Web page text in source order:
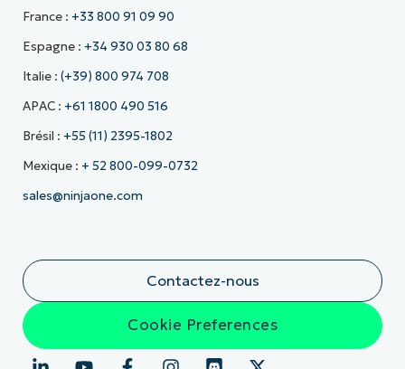
France : +33 800 91 09 90
Espagne : +34 930 03 80 68
Italie : (+39) 800 974 708
APAC : +61 1800 490 516
Brésil : +55 (11) 2395-1802
Mexique : + 52 800-099-0732
sales@ninjaone.com
Contactez-nous
Cookie Preferences